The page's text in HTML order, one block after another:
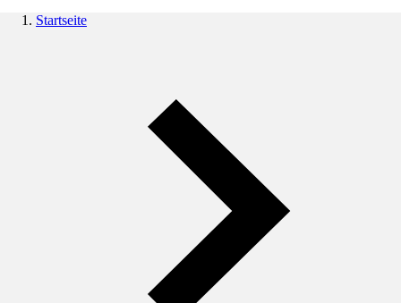
Startseite